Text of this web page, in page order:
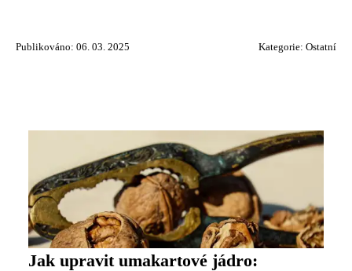
Publikováno: 06. 03. 2025 Kategorie: Ostatní
Jak upravit umakartové jádro: